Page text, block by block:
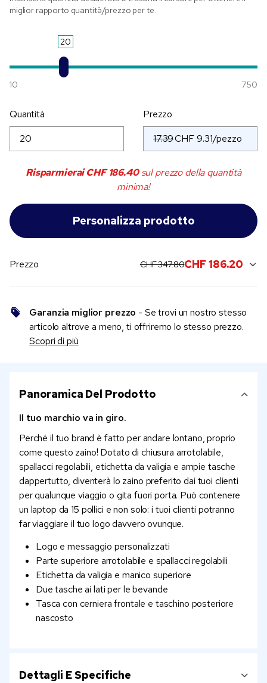
miglior rapporto quantità/prezzo per te.
20
10 750
Quantità
Prezzo
17.39
RisparmieraiCHF 186.40sul prezzo della quantità
minima!
Prezzo original price:
CHF 347.80current sale price:
CHF 186.20
Garanzia miglior prezzo - Se trovi un nostro stesso
articolo altrove a meno, ti offriremo lo stesso prezzo.
Scopri di più
Panoramica Del Prodotto
Il tuo marchio va in giro.
Perché il tuo brand è fatto per andare lontano, proprio
come questo zaino! Dotato di chiusura arrotolabile,
spallacci regolabili, etichetta da valigia e ampie tasche
dappertutto, diventerà lo zaino preferito dai tuoi clienti
per qualunque viaggio o gita fuori porta. Può contenere
un laptop da 15 pollici e non solo: i tuoi clienti potranno
far viaggiare il tuo logo davvero ovunque.
Logo e messaggio personalizzati
Parte superiore arrotolabile e spallacci regolabili
Etichetta da valigia e manico superiore
Due tasche ai lati per le bevande
Tasca con cerniera frontale e taschino posteriore
nascosto
Dettagli E Specifiche